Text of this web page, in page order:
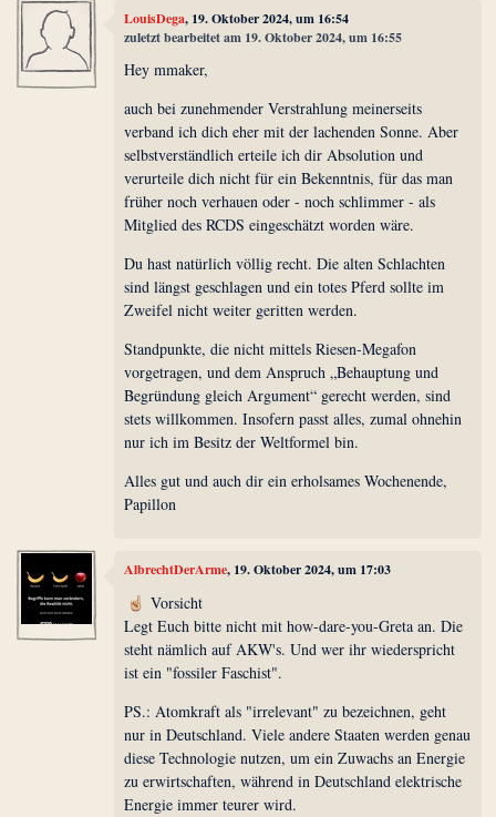
LouisDega, 19. Oktober 2024, um 16:54
zuletzt bearbeitet am 19. Oktober 2024, um 16:55
Hey mmaker,
auch bei zunehmender Verstrahlung meinerseits
verband ich dich eher mit der lachenden Sonne. Aber
selbstverständlich erteile ich dir Absolution und
verurteile dich nicht für ein Bekenntnis, für das man
früher noch verhauen oder - noch schlimmer - als
Mitglied des RCDS eingeschätzt worden wäre.
Du hast natürlich völlig recht. Die alten Schlachten
sind längst geschlagen und ein totes Pferd sollte im
Zweifel nicht weiter geritten werden.
Standpunkte, die nicht mittels Riesen-Megafon
vorgetragen, und dem Anspruch „Behauptung und
Begründung gleich Argument“ gerecht werden, sind
stets willkommen. Insofern passt alles, zumal ohnehin
nur ich im Besitz der Weltformel bin.
Alles gut und auch dir ein erholsames Wochenende,
Papillon
AlbrechtDerArme, 19. Oktober 2024, um 17:03
Vorsicht
Legt Euch bitte nicht mit how-dare-you-Greta an. Die
steht nämlich auf AKW's. Und wer ihr wiederspricht
ist ein "fossiler Faschist".
PS.: Atomkraft als "irrelevant" zu bezeichnen, geht
nur in Deutschland. Viele andere Staaten werden genau
diese Technologie nutzen, um ein Zuwachs an Energie
zu erwirtschaften, während in Deutschland elektrische
Energie immer teurer wird.